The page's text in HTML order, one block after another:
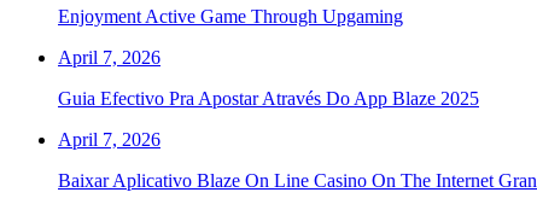
Enjoyment Active Game Through Upgaming
April 7, 2026
Guia Efectivo Pra Apostar Através Do App Blaze 2025
April 7, 2026
Baixar Aplicativo Blaze On Line Casino On The Internet